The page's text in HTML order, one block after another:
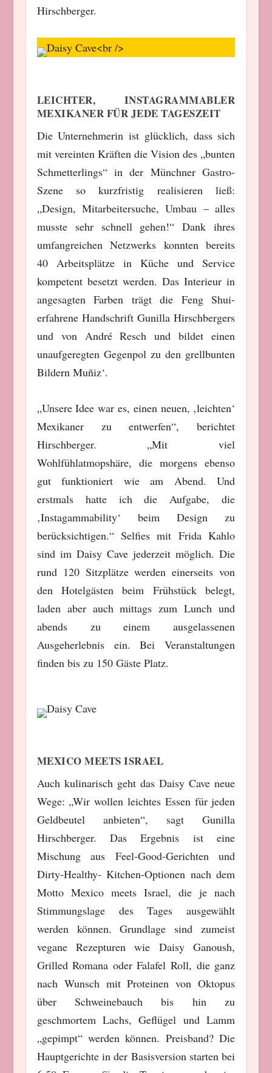
Hirschberger.
LEICHTER, INSTAGRAMMABLER
MEXIKANER FÜR JEDE TAGESZEIT
Die Unternehmerin ist glücklich, dass sich
mit vereinten Kräften die Vision des „bunten
Schmetterlings“ in der Münchner Gastro-
Szene so kurzfristig realisieren ließ:
„Design, Mitarbeitersuche, Umbau – alles
musste sehr schnell gehen!“ Dank ihres
umfangreichen Netzwerks konnten bereits
40 Arbeitsplätze in Küche und Service
kompetent besetzt werden. Das Interieur in
angesagten Farben trägt die Feng Shui-
erfahrene Handschrift Gunilla Hirschbergers
und von André Resch und bildet einen
unaufgeregten Gegenpol zu den grellbunten
Bildern Muñiz‘.
„Unsere Idee war es, einen neuen, ‚leichten‘
Mexikaner zu entwerfen“, berichtet
Hirschberger. „Mit viel
Wohlfühlatmopshäre, die morgens ebenso
gut funktioniert wie am Abend. Und
erstmals hatte ich die Aufgabe, die
‚Instagammability‘ beim Design zu
berücksichtigen.“ Selfies mit Frida Kahlo
sind im Daisy Cave jederzeit möglich. Die
rund 120 Sitzplätze werden einerseits von
den Hotelgästen beim Frühstück belegt,
laden aber auch mittags zum Lunch und
abends zu einem ausgelassenen
Ausgeherlebnis ein. Bei Veranstaltungen
finden bis zu 150 Gäste Platz.
MEXICO MEETS ISRAEL
Auch kulinarisch geht das Daisy Cave neue
Wege: „Wir wollen leichtes Essen für jeden
Geldbeutel anbieten“, sagt Gunilla
Hirschberger. Das Ergebnis ist eine
Mischung aus Feel-Good-Gerichten und
Dirty-Healthy- Kitchen-Optionen nach dem
Motto Mexico meets Israel, die je nach
Stimmungslage des Tages ausgewählt
werden können. Grundlage sind zumeist
vegane Rezepturen wie Daisy Ganoush,
Grilled Romana oder Falafel Roll, die ganz
nach Wunsch mit Proteinen von Oktopus
über Schweinebauch bis hin zu
geschmortem Lachs, Geflügel und Lamm
„gepimpt“ werden können. Preisband? Die
Hauptgerichte in der Basisversion starten bei